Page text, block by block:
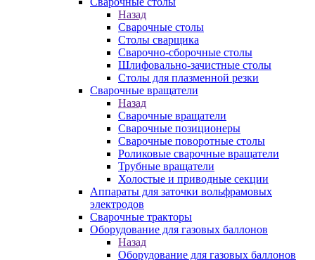
Назад
Сварочные столы
Столы сварщика
Сварочно-сборочные столы
Шлифовально-зачистные столы
Столы для плазменной резки
Сварочные вращатели
Назад
Сварочные вращатели
Сварочные позиционеры
Сварочные поворотные столы
Роликовые сварочные вращатели
Трубные вращатели
Холостые и приводные секции
Аппараты для заточки вольфрамовых
электродов
Сварочные тракторы
Оборудование для газовых баллонов
Назад
Оборудование для газовых баллонов